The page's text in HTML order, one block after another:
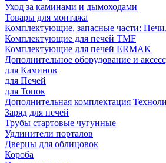
Уход за каминами и дымоходами
Товары для монтажа
Комплектующие, запасные части:
Комплектующие для печей TMF
Комплектующие для печей ERMAK
Дополнительное оборудование и
для Каминов
для Печей
для Топок
Дополнительная комплектация
Заряд для печей
Трубы стартовые чугунные
Удлинители порталов
Дверцы для облицовок
Короба